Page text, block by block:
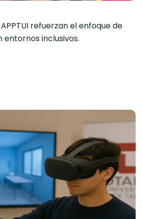
refuerzan el enfoque de
inclusivos.